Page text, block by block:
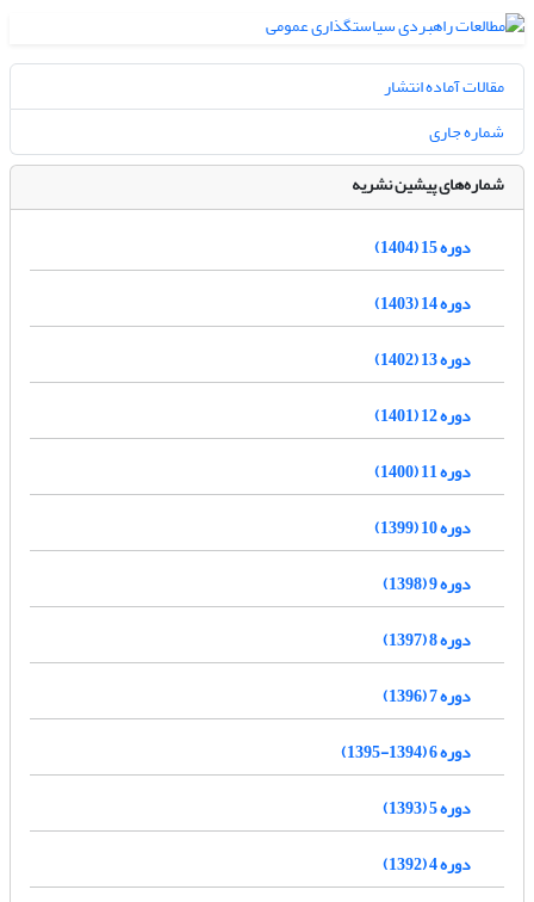
مقالات آماده انتشار
شماره جاری
شماره‌های پیشین نشریه
دوره 15 (1404)
دوره 14 (1403)
دوره 13 (1402)
دوره 12 (1401)
دوره 11 (1400)
دوره 10 (1399)
دوره 9 (1398)
دوره 8 (1397)
دوره 7 (1396)
دوره 6 (1394-1395)
دوره 5 (1393)
دوره 4 (1392)